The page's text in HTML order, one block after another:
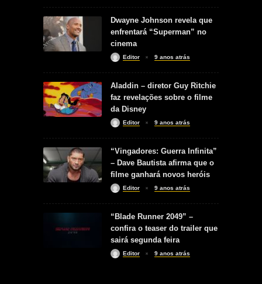
Dwayne Johnson revela que
enfrentará “Superman” no
cinema
Editor 9 anos atrás
Aladdin – diretor Guy Ritchie
faz revelações sobre o filme
da Disney
Editor 9 anos atrás
“Vingadores: Guerra Infinita”
– Dave Bautista afirma que o
filme ganhará novos heróis
Editor 9 anos atrás
“Blade Runner 2049” –
confira o teaser do trailer que
sairá segunda feira
Editor 9 anos atrás